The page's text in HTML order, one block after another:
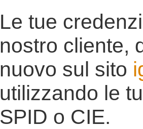
Le tue
nostro cliente,
nuovo sul sito
utilizzando le
SPID o CIE.